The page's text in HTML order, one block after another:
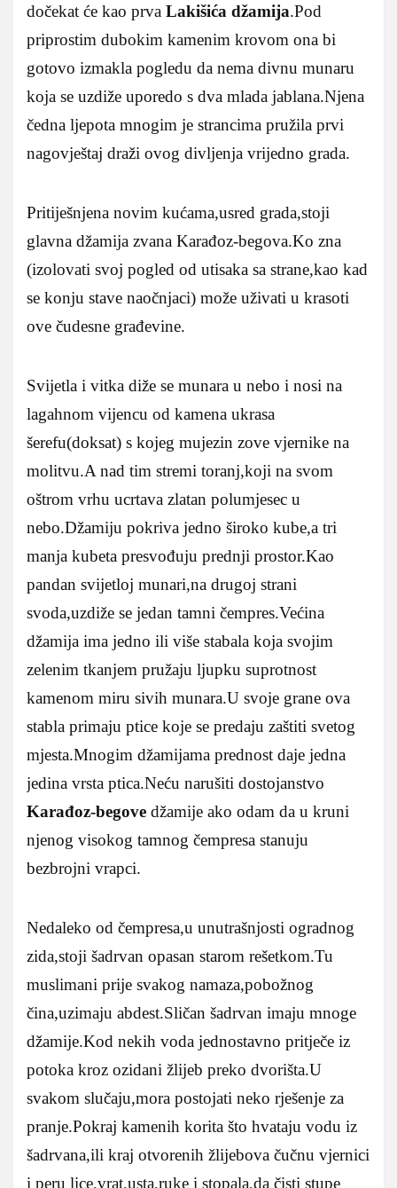
dočekat će kao prva Lakišića džamija.Pod
priprostim dubokim kamenim krovom ona bi
gotovo izmakla pogledu da nema divnu munaru
koja se uzdiže uporedo s dva mlada jablana.Njena
čedna ljepota mnogim je strancima pružila prvi
nagovještaj draži ovog divljenja vrijedno grada.
Pritiješnjena novim kućama,usred grada,stoji
glavna džamija zvana Karađoz-begova.Ko zna
(izolovati svoj pogled od utisaka sa strane,kao kad
se konju stave naočnjaci) može uživati u krasoti
ove čudesne građevine.
Svijetla i vitka diže se munara u nebo i nosi na
lagahnom vijencu od kamena ukrasa
šerefu(doksat) s kojeg mujezin zove vjernike na
molitvu.A nad tim stremi toranj,koji na svom
oštrom vrhu ucrtava zlatan polumjesec u
nebo.Džamiju pokriva jedno široko kube,a tri
manja kubeta presvođuju prednji prostor.Kao
pandan svijetloj munari,na drugoj strani
svoda,uzdiže se jedan tamni čempres.Većina
džamija ima jedno ili više stabala koja svojim
zelenim tkanjem pružaju ljupku suprotnost
kamenom miru sivih munara.U svoje grane ova
stabla primaju ptice koje se predaju zaštiti svetog
mjesta.Mnogim džamijama prednost daje jedna
jedina vrsta ptica.Neću narušiti dostojanstvo
Karađoz-begove džamije ako odam da u kruni
njenog visokog tamnog čempresa stanuju
bezbrojni vrapci.
Nedaleko od čempresa,u unutrašnjosti ogradnog
zida,stoji šadrvan opasan starom rešetkom.Tu
muslimani prije svakog namaza,pobožnog
čina,uzimaju abdest.Sličan šadrvan imaju mnoge
džamije.Kod nekih voda jednostavno pritječe iz
potoka kroz ozidani žlijeb preko dvorišta.U
svakom slučaju,mora postojati neko rješenje za
pranje.Pokraj kamenih korita što hvataju vodu iz
šadrvana,ili kraj otvorenih žlijebova čučnu vjernici
i peru lice,vrat,usta,ruke i stopala,da čisti stupe